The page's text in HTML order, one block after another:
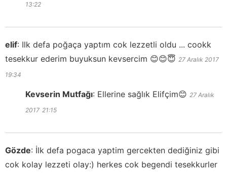
13:22
elif: Ilk defa poğaça yaptım cok lezzetli oldu ... cookk
tesekkur ederim buyuksun kevsercim 😊😊😇 27 Aralık 2017
19:34
Kevserin Mutfağı: Ellerine sağlık Elifçim😊 27 Aralık
2017 21:15
Gözde: İlk defa pogaca yaptim gercekten dediğiniz gibi
cok kolay lezzeti olay:) herkes cok begendi tesekkurler